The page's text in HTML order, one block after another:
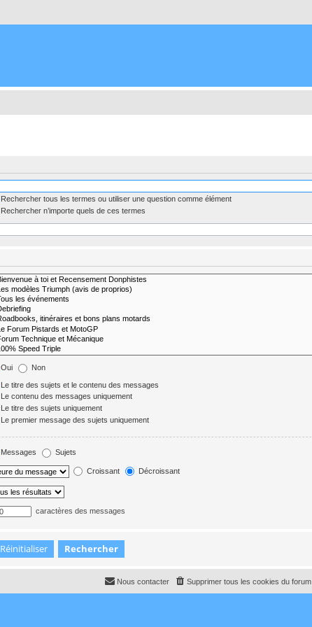
Rechercher tous les termes ou utiliser une question comme élément
Rechercher n’importe quels de ces termes
Oui Non
Le titre des sujets et le contenu des messages
Le contenu des messages uniquement
Le titre des sujets uniquement
Le premier message des sujets uniquement
Messages Sujets
Croissant Décroissant
caractères des messages
Supprimer tous les cookies du forum
Nous contacter